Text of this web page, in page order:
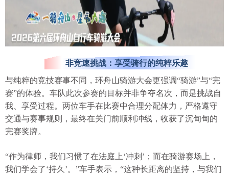
非竞速挑战：享受骑行的纯粹乐趣
与纯粹的竞技赛事不同，环舟山骑游大会更强调“骑游”与“完
赛”的体验。车队此次参赛的目标并非争夺名次，而是挑战自
我、享受过程。两位车手在比赛中合理分配体力，严格遵守
交通与赛事规则，最终在关门前顺利冲线，收获了沉甸甸的
完赛奖牌。
“作为律师，我们习惯了在法庭上‘冲刺’；而在骑游赛场上，
我们学会了‘持久’。”车手表示，“这种长距离的坚持，与我们